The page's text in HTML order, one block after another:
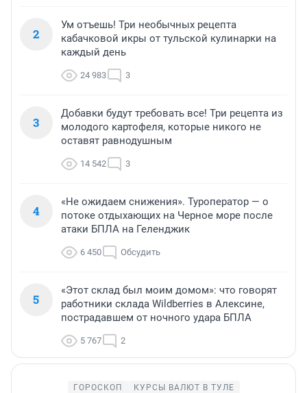
2
Ум отъешь! Три необычных рецепта
кабачковой икры от тульской кулинарки на
каждый день
24 983 3
3
Добавки будут требовать все! Три рецепта из
молодого картофеля, которые никого не
оставят равнодушным
14 542 3
4
«Не ожидаем снижения». Туроператор — о
потоке отдыхающих на Черное море после
атаки БПЛА на Геленджик
6 450 Обсудить
5
«Этот склад был моим домом»: что говорят
работники склада Wildberries в Алексине,
пострадавшем от ночного удара БПЛА
5 767 2
ГОРОСКОП
КУРСЫ ВАЛЮТ В ТУЛЕ